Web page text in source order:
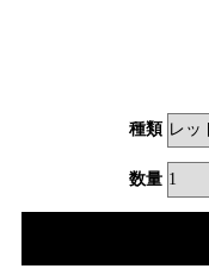
種類
数量